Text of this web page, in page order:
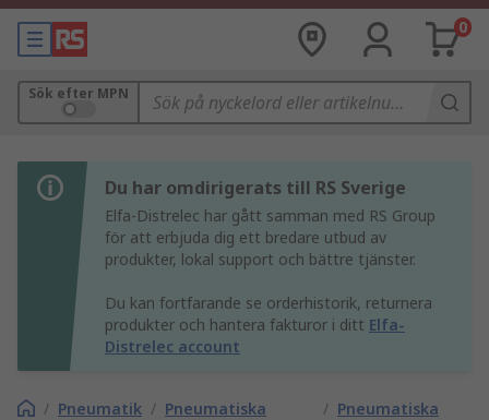
0
Sök efter MPN
Du har omdirigerats till RS Sverige
Elfa-Distrelec har gått samman med RS Group
för att erbjuda dig ett bredare utbud av
produkter, lokal support och bättre tjänster.
Du kan fortfarande se orderhistorik, returnera
produkter och hantera fakturor i ditt Elfa-
Distrelec account
/ Pneumatik / Pneumatiska
/ Pneumatiska